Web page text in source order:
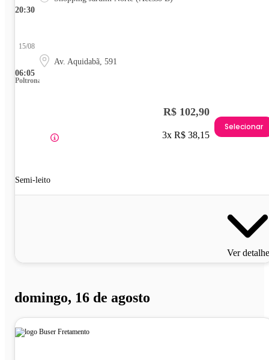
20:30
06:05
15/08
Av. Aquidabã, 591
Poltrona
Semi-leito
R$ 102,90
3x R$ 38,15
Selecionar
Ver
domingo, 16 de agosto